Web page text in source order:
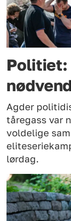
Politiet:
Agder
tåregass var
voldelige
lørdag.